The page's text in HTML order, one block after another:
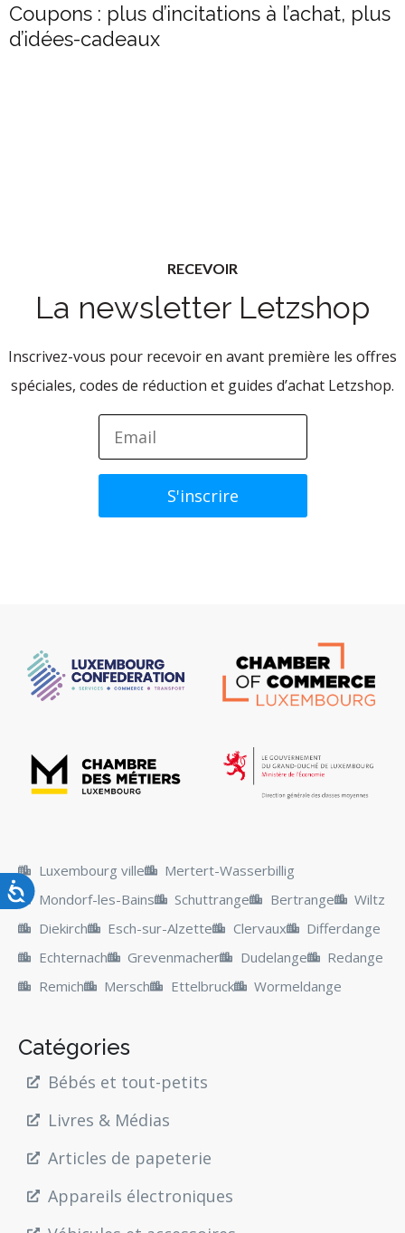
Coupons : plus d’incitations à l’achat, plus
d’idées-cadeaux
RECEVOIR
La newsletter Letzshop
Inscrivez-vous pour recevoir en avant première les offres
spéciales, codes de réduction et guides d’achat Letzshop.
Luxembourg ville
Mertert-Wasserbillig
Mondorf-les-Bains
Schuttrange Bertrange
Wiltz
Diekirch
Esch-sur-Alzette Clervaux
Differdange
Echternach
Grevenmacher Dudelange
Redange
Remich
Mersch Ettelbruck Wormeldange
Catégories
Bébés et tout-petits
Livres & Médias
Articles de papeterie
Appareils électroniques